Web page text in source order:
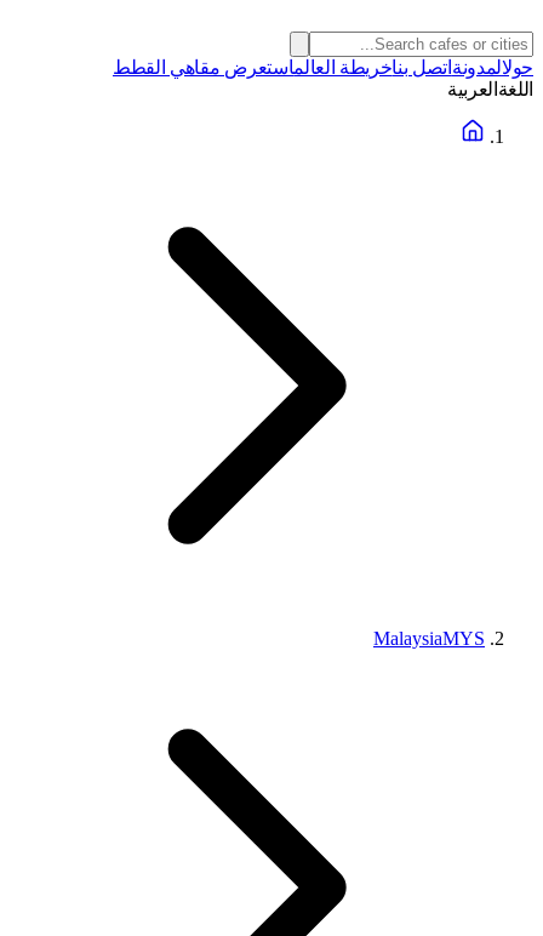
حولالمدونة اتصل بناخريطة العالماستعرض مقاهي القطط
اللغة العربية
MalaysiaMYS